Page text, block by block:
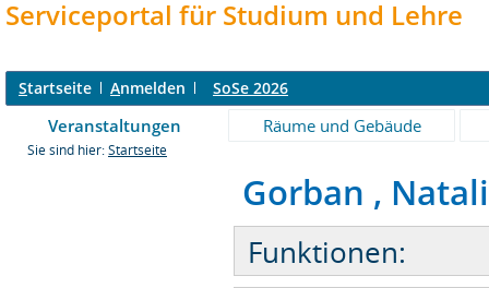
Serviceportal für Studium und Lehre
Startseite Anmelden SoSe 2026
Veranstaltungen Räume und Gebäude
Sie sind hier: Startseite
Gorban ,
Funktionen: